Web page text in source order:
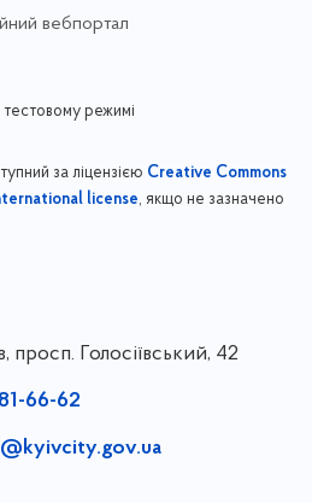
вебпортал
режимі
за ліцензією Creative Commons
license, якщо не зазначено
просп. Голосіївський, 42
66-62